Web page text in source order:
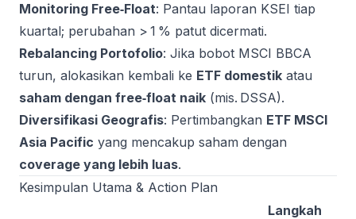
Monitoring Free‑Float: Pantau laporan KSEI tiap
kuartal; perubahan > 1 % patut dicermati.
Rebalancing Portofolio: Jika bobot MSCI BBCA
turun, alokasikan kembali ke ETF domestik atau
saham dengan free‑float naik (mis. DSSA).
Diversifikasi Geografis: Pertimbangkan ETF MSCI
Asia Pacific yang mencakup saham dengan
coverage yang lebih luas.
Kesimpulan Utama & Action Plan
Langkah